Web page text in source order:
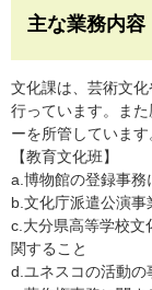
主な業務内容
文化課は、芸術文
行っています。ま
ーを所管しています
【教育文化班】
a.博物館の登録事務
b.文化庁派遣公演事
c.大分県高等学校文
関すること
d.ユネスコの活動